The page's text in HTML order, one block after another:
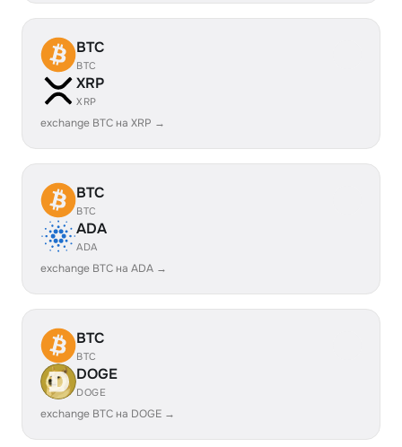
BTC
BTC
XRP
XRP
exchange BTC на XRP →
BTC
BTC
ADA
ADA
exchange BTC на ADA →
BTC
BTC
DOGE
DOGE
exchange BTC на DOGE →